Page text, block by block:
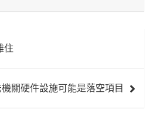
住
關硬件設施可能是落空項目